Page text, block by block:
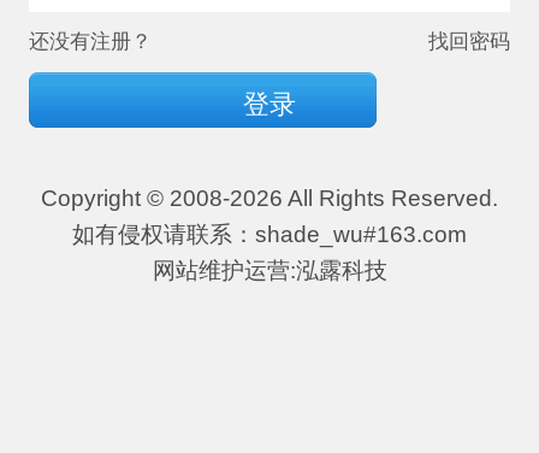
还没有注册？ 找回密码
登录
Copyright © 2008-2026 All Rights Reserved.
如有侵权请联系：shade_wu#163.com
网站维护运营:泓露科技